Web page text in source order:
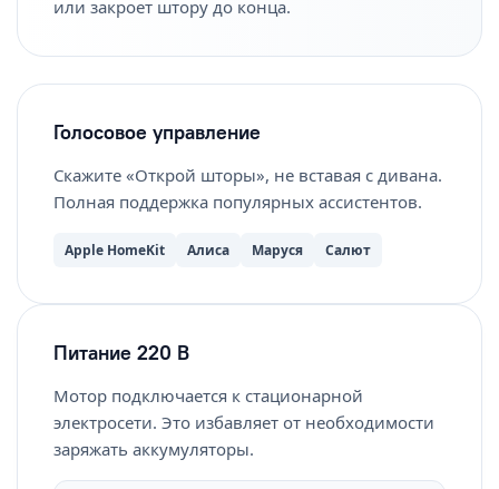
или закроет штору до конца.
Голосовое управление
Скажите «Открой шторы», не вставая с дивана.
Полная поддержка популярных ассистентов.
Apple HomeKit Алиса Маруся Салют
Питание 220 В
Мотор подключается к стационарной
электросети. Это избавляет от необходимости
заряжать аккумуляторы.